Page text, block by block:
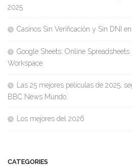
2025
Casinos Sin Verificación y Sin DNI
Google Sheets: Online
Workspace
Las 25 mejores películas de 2025,
BBC News Mundo
Los mejores del 2026
CATEGORIES